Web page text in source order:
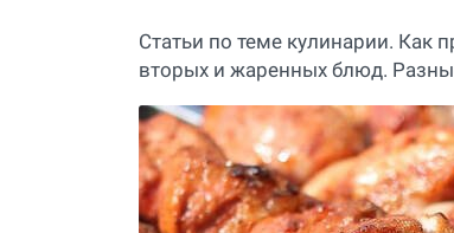
Статьи по теме кулинарии. Как
вторых и жаренных блюд.